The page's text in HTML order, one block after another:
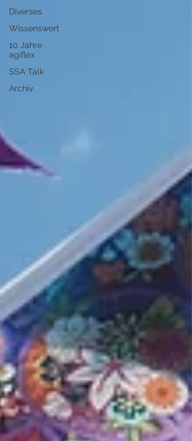
Diverses
Wissenswert
10 Jahre
agiflex
SSA Talk
Archiv